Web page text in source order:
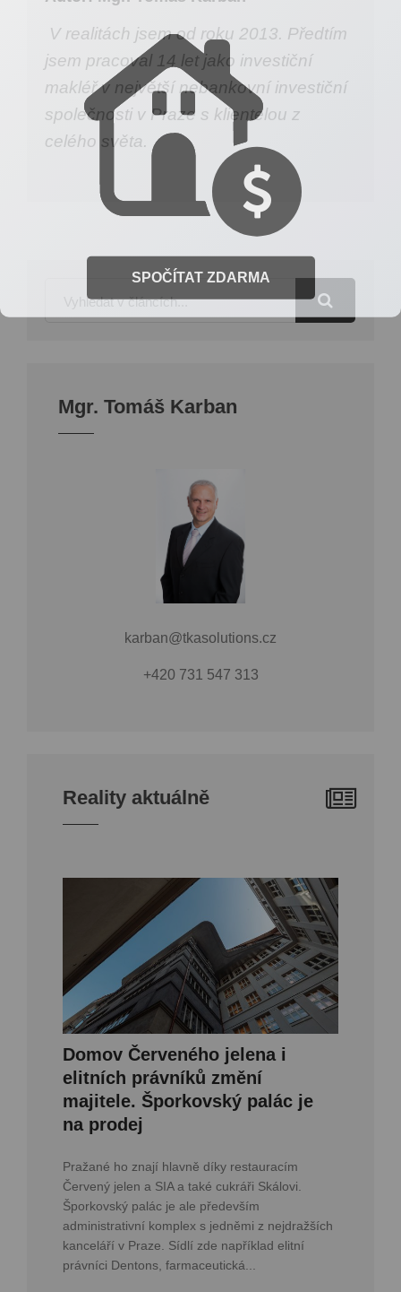
V realitách jsem od roku 2013. Předtím
jsem pracoval 14 let jako investiční
makléř v největší nebankovní investiční
společnosti v Praze s klientelou z
celého světa.
Mgr. Tomáš Karban
karban@tkasolutions.cz
+420 731 547 313
Reality aktuálně
Domov Červeného jelena i
elitních právníků změní
majitele. Šporkovský palác je
na prodej
Pražané ho znají hlavně díky restauracím
Červený jelen a SIA a také cukráři Skálovi.
Šporkovský palác je ale především
administrativní komplex s jedněmi z nejdražších
kanceláří v Praze. Sídlí zde například elitní
právníci Dentons, farmaceutická...
Spočítejte si orientační cenu vaší nemovitosti.
SPOČÍTAT ZDARMA